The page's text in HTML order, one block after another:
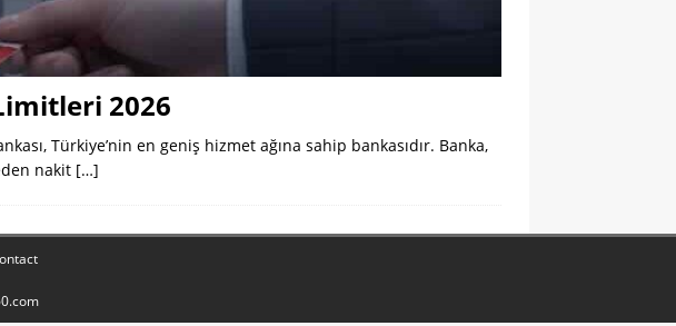
2026
Türkiye’nin en geniş hizmet ağına sahip bankasıdır. Banka,
nakit […]